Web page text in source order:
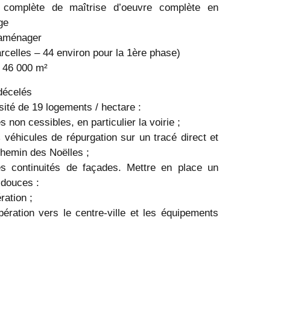
de maîtrise d’oeuvre complète en
– 44 environ pour la 1ère phase)
000 m²
de 19 logements / hectare :
non cessibles, en particulier la voirie ;
véhicules de répurgation sur un tracé direct et
des Noëlles ;
continuités de façades. Mettre en place un
:
;
vers le centre-ville et les équipements